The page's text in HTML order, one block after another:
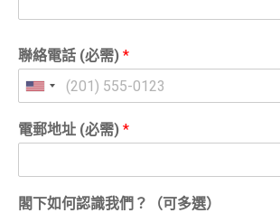
聯絡電話 (必需) *
電郵地址 (必需) *
閣下如何認識我們？（可多選）